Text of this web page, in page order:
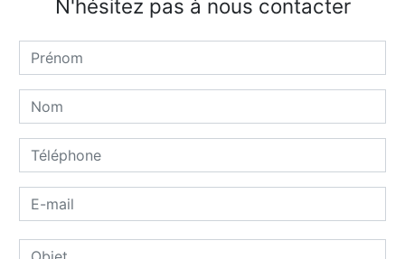
N'hésitez pas à nous contacter